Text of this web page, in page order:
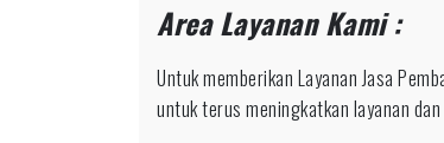
Area Layanan Kami :
Untuk memberikan Layanan Jasa
untuk terus meningkatkan layanan